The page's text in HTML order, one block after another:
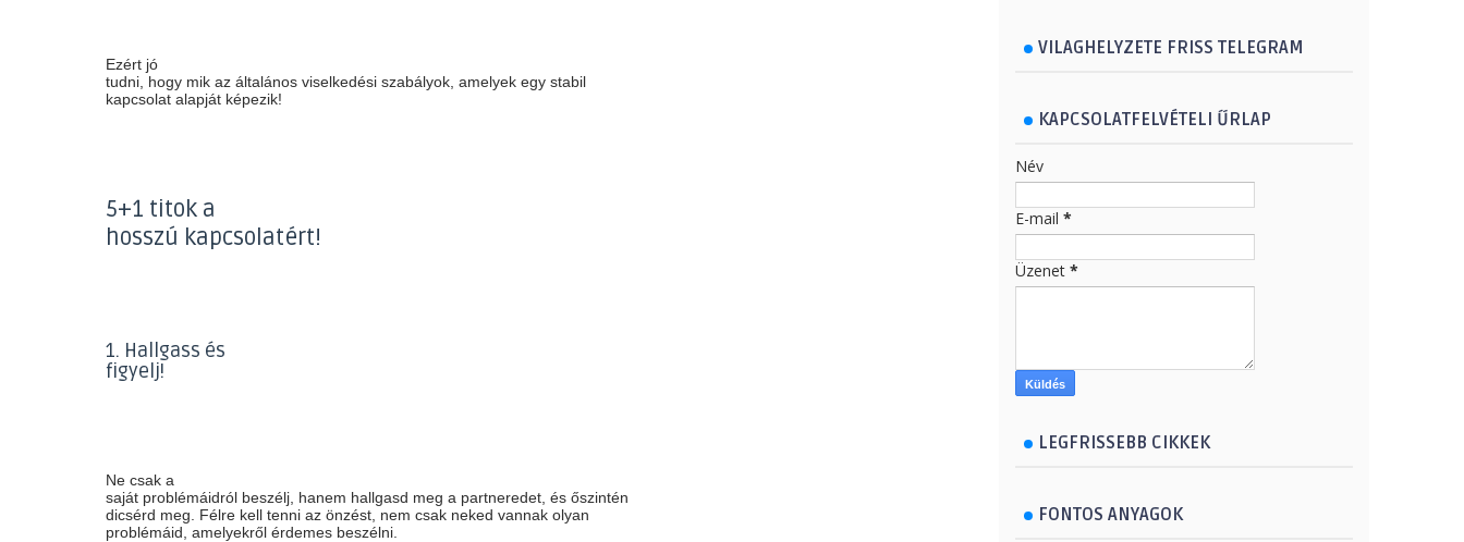
Ezért jó
tudni, hogy mik az általános viselkedési szabályok, amelyek egy stabil
kapcsolat alapját képezik!
5+1 titok a
hosszú kapcsolatért!
1. Hallgass és
figyelj!
Ne csak a
saját problémáidról beszélj, hanem hallgasd meg a partneredet, és őszintén
dicsérd meg. Félre kell tenni az önzést, nem csak neked vannak olyan
problémáid, amelyekről érdemes beszélni.
VILAGHELYZETE FRISS TELEGRAM
KAPCSOLATFELVÉTELI ŰRLAP
Név
E-mail *
Üzenet *
LEGFRISSEBB CIKKEK
FONTOS ANYAGOK